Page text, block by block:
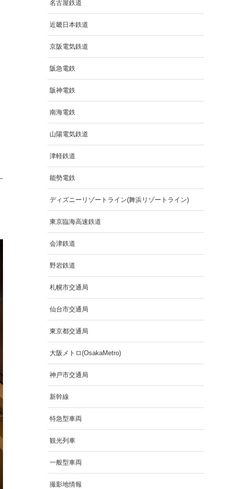
名古屋鉄道
近畿日本鉄道
京阪電気鉄道
阪急電鉄
阪神電鉄
南海電鉄
山陽電気鉄道
津軽鉄道
能勢電鉄
ディズニーリゾートライン(舞浜リゾートライン)
東京臨海高速鉄道
会津鉄道
野岩鉄道
札幌市交通局
仙台市交通局
東京都交通局
大阪メトロ(OsakaMetro)
神戸市交通局
新幹線
特急型車両
観光列車
一般型車両
撮影地情報